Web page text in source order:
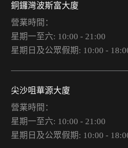
銅鑼灣波斯富大廈
營業時間：
星期一至六: 10:00 - 21:00
星期日及公眾假期: 10:00 -
尖沙咀華源大廈
營業時間：
星期一至六: 10:00 - 21:00
星期日及公眾假期: 10:00 -